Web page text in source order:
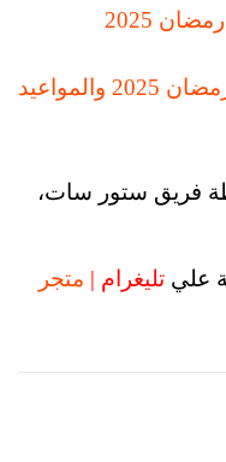
قنوات مسلسل الأم طليعة رمضان 2025
فريق ستور سات،
علي تليغرام | متجر